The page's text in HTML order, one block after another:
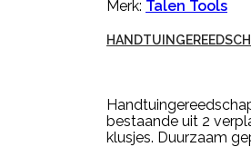
Merk: Talen Tools
bestaande uit 2
klusjes. Duurzaam